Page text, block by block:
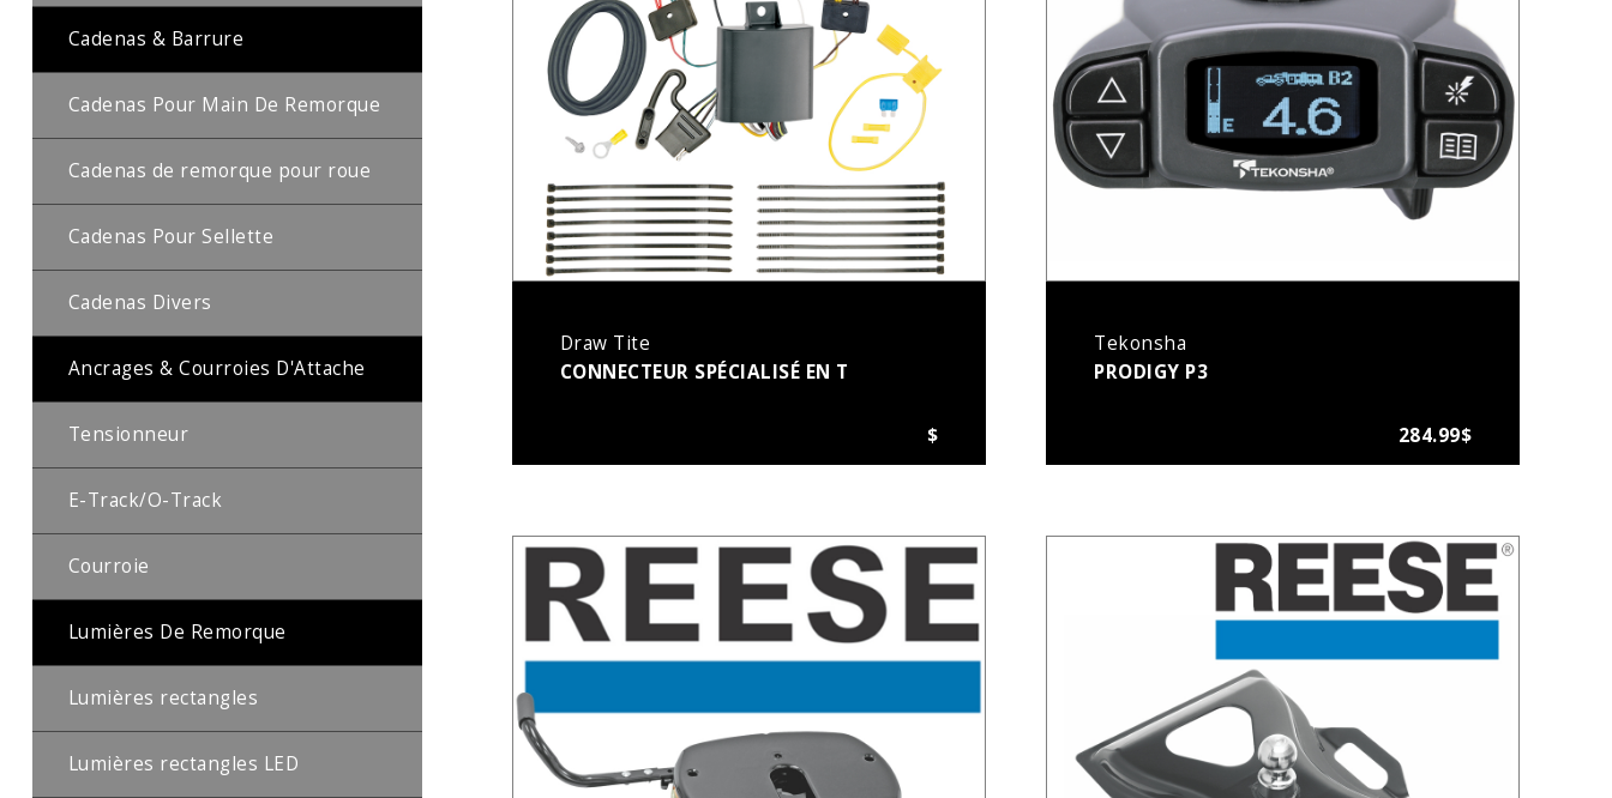
Cadenas & Barrure
Cadenas Pour Main De Remorque
Cadenas de remorque pour roue
Cadenas Pour Sellette
Cadenas Divers
Ancrages & Courroies D'Attache
Tensionneur
E-Track/O-Track
Courroie
Lumières De Remorque
Lumières rectangles
Lumières rectangles LED
Draw Tite
CONNECTEUR SPÉCIALISÉ EN T
$
Tekonsha
PRODIGY P3
284.99$